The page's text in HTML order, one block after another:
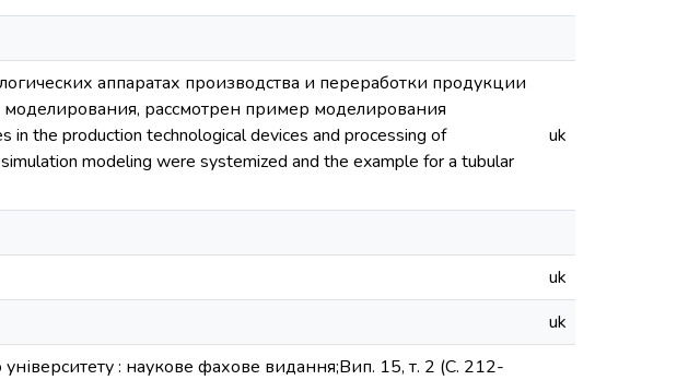
аппаратах производства и переработки продукции
моделирования, рассмотрен пример моделирования
in the production technological devices and processing of
modeling were systemized and the example for a tubular
uk
uk
uk
: наукове фахове видання;Вип. 15, т. 2 (С. 212-